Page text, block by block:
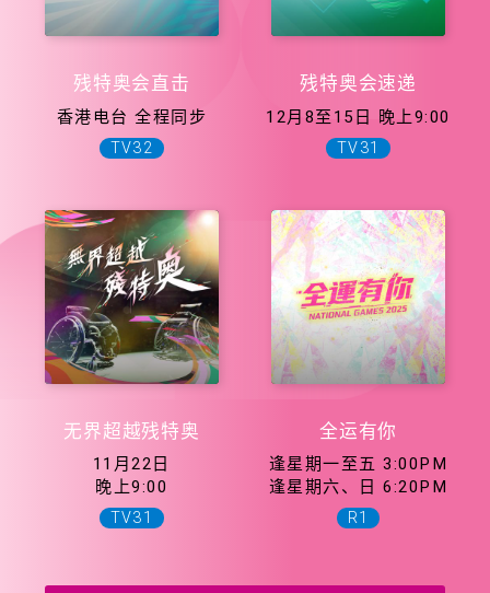
残特奥会直击
香港电台 全程同步
TV32
残特奥会速递
12月8至15日 晚上9:00
TV31
无界超越残特奥
11月22日
晚上9:00
TV31
全运有你
逢星期一至五 3:00PM
逢星期六、日 6:20PM
R1